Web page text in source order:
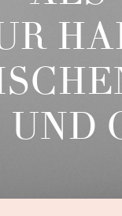
UND